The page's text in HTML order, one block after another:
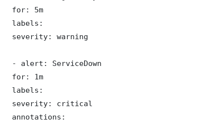
for: 5m
labels:
severity: warning
- alert: ServiceDown
for: 1m
labels:
severity: critical
annotations: